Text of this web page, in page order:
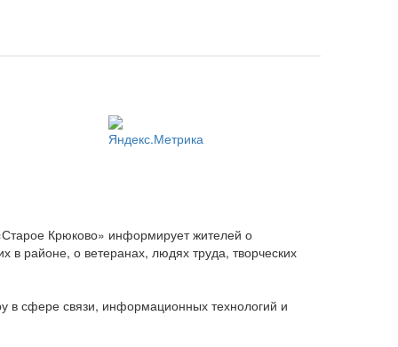
Крюково» информирует жителей о
в районе, о ветеранах, людях труда, творческих
в сфере связи, информационных технологий и